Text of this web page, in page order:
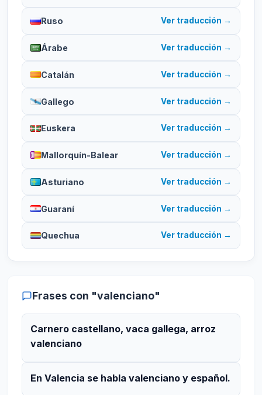
Ruso Ver traducción →
Árabe Ver traducción →
Catalán Ver traducción →
Gallego Ver traducción →
Euskera Ver traducción →
Mallorquín-Balear Ver traducción →
Asturiano Ver traducción →
Guaraní Ver traducción →
Quechua Ver traducción →
Frases con "valenciano"
Carnero castellano, vaca gallega, arroz
valenciano
En Valencia se habla valenciano y español.